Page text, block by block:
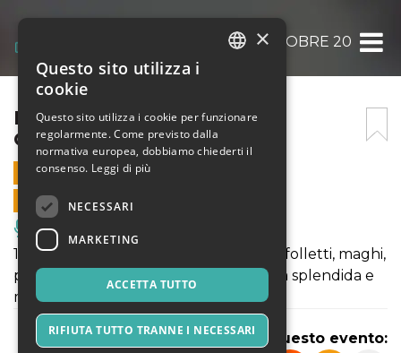
LA VILLA IN FIABA 18-19 OTTOBRE 2025 – 18
LA VILLA IN FIABA 18-19
OTTOBRE 2025 – 18
18 OTTOBRE 2025 - 11:00
VENDITE ONLINE TERMINATE
Musica, Eventi Live, Club
18 - 19 ottobre 2025. Draghi, elfi, orchi, folletti, maghi,
principesse.... Il fascino delle fiabe nella splendida e
maestosa Villa Contarini.
Condividi questo evento:
×
Questo sito utilizza i
cookie
Questo sito utilizza i cookie per funzionare
regolarmente. Come previsto dalla
normativa europea, dobbiamo chiederti il
consenso. Leggi di più
NECESSARI
MARKETING
ACCETTA TUTTO
RIFIUTA TUTTO TRANNE I NECESSARI